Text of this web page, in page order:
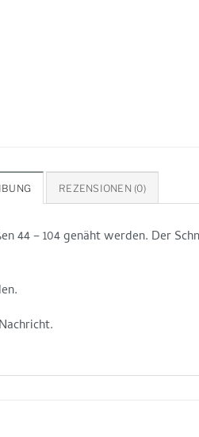
REZENSIONEN (0)
44 – 104 genäht werden. Der